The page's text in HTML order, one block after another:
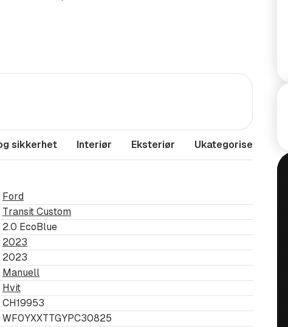
informasjon som er
sikkerhet Interiør Eksteriør Ukategorisert
Ford
Transit Custom
2.0 EcoBlue
2023
2023
Manuell
Hvit
CH19953
WF0YXXTTGYPC30825